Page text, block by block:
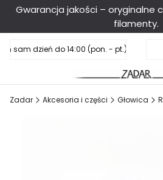
Gwarancja jakości – oryginalne
filamenty.
sam dzień do 14:00 (pon. - pt.), sobota
Zadar Akcesoria i części Głowica